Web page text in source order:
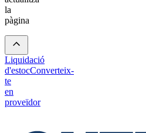
la
pàgina
Liquidació
d'estocConverteix-
te
en
proveïdor